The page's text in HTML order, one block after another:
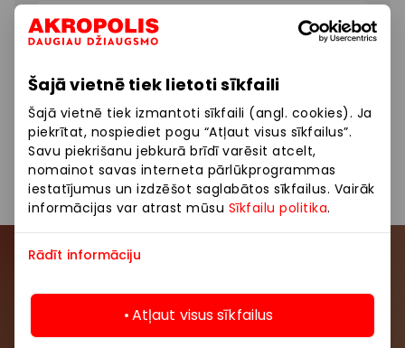
Šajā vietnē tiek lietoti sīkfaili
Šajā vietnē tiek izmantoti sīkfaili (angl. cookies). Ja
piekrītat, nospiediet pogu “Atļaut visus sīkfailus”.
Savu piekrišanu jebkurā brīdī varēsit atcelt,
nomainot savas interneta pārlūkprogrammas
iestatījumus un izdzēšot saglabātos sīkfailus. Vairāk
informācijas var atrast mūsu Sīkfailu politika.
Rādīt informāciju
Atļaut visus sīkfailus
Parādīt atrašanās vietu kartē
Mēneša grāmatas Polaris veikalā!
Tikai oktobrī šīs grāmatas var iegādāties par īpašu
cenu!
Uzzini pirmais par labākajiem piedāvājumiem,
pasākumiem un jaunāko informāciju iepirkšanās un